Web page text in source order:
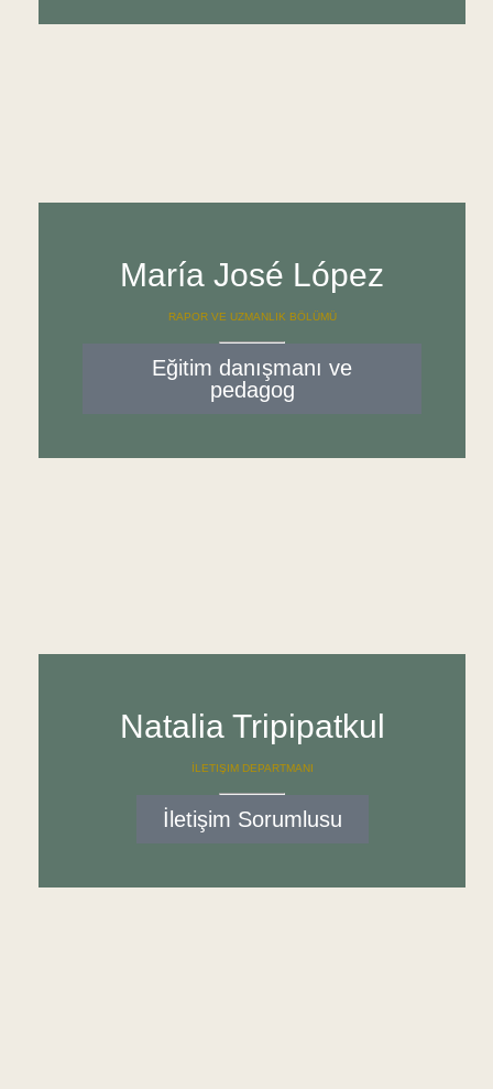
María José López
RAPOR VE UZMANLIK BÖLÜMÜ
Eğitim danışmanı ve
pedagog
Natalia Tripipatkul
İLETIŞIM DEPARTMANI
İletişim Sorumlusu